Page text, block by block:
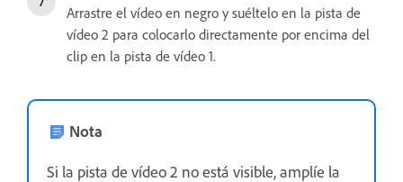
Arrastre el vídeo en negro y suéltelo en la pista de
vídeo 2 para colocarlo directamente por encima del
clip en la pista de vídeo 1.
Nota
Si la pista de vídeo 2 no está visible, amplíe la